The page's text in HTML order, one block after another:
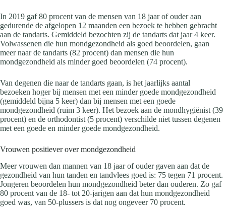
In 2019 gaf 80 procent van de mensen van 18 jaar of ouder aan
gedurende de afgelopen 12 maanden een bezoek te hebben gebracht
aan de tandarts. Gemiddeld bezochten zij de tandarts dat jaar 4 keer.
Volwassenen die hun mondgezondheid als goed beoordelen, gaan
meer naar de tandarts (82 procent) dan mensen die hun
mondgezondheid als minder goed beoordelen (74 procent).
Van degenen die naar de tandarts gaan, is het jaarlijks aantal
bezoeken hoger bij mensen met een minder goede mondgezondheid
(gemiddeld bijna 5 keer) dan bij mensen met een goede
mondgezondheid (ruim 3 keer). Het bezoek aan de mondhygiënist (39
procent) en de orthodontist (5 procent) verschilde niet tussen degenen
met een goede en minder goede mondgezondheid.
Vrouwen positiever over mondgezondheid
Meer vrouwen dan mannen van 18 jaar of ouder gaven aan dat de
gezondheid van hun tanden en tandvlees goed is: 75 tegen 71 procent.
Jongeren beoordelen hun mondgezondheid beter dan ouderen. Zo gaf
80 procent van de 18- tot 20-jarigen aan dat hun mondgezondheid
goed was, van 50-plussers is dat nog ongeveer 70 procent.